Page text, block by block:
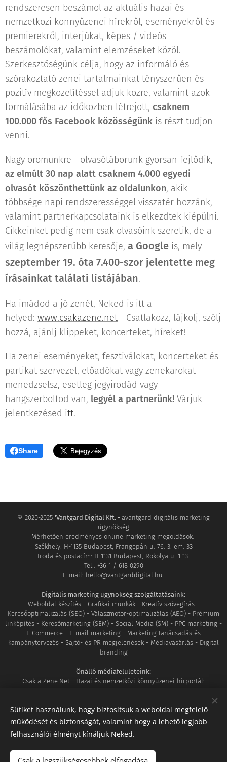
rendszeresen beszámol az aktuális hazai és
nemzetközi könnyűzenei hírekről, eseményekről és
premierekről, interjúkat, képes / videós
beszámolókat, valamint elemzéseket közöl.
Szerkesztőségünk célja, hogy az informáló és
szórakoztató zenei tartalmainkat tényszerűen és
pozitív megközelítéssel adjuk közre, valamint azok
formálásába az időközben létrejött, csaknem
100.000 fős Facebook közösségünk is részt tudjon
venni.
Nagy örömünkre - olvasótáborunk gyorsan fejlődik,
az elmúlt 30 nap alatt csaknem 4.000 egyedi
olvasót köszönthettünk az oldalunkon, akik
többsége napi rendszerességgel visszatér hozzánk,
valamint partnerkapcsolataink is elkezdtek kiépülni.
Cikkeinket pedig nem csak olvasóink szeretik, de a
világ legnépszerűbb keresője, a Google is, mely
szeptember 19. óta 7.400-szor jelentette meg
írásainkat találati listájában.
Ha imádod a jó zenét, Neked is itt a
helyed: www.csakazene.net - Csatlakozz, lájkolj, szólj
hozzá, ajánlj klippeket, koncerteket, híreket!
Ha zenei eseményeket, fesztiválokat, koncerteket és
partikat szervezel, előadókat vagy zenekarokat
menedzselsz, esetleg jegyirodád vagy
hangszerboltod van, legyél a partnerünk! Várjuk
jelentkezésed itt.
Share
© 2020-2025 'Vantgard Digital Kft. - avantgard digitális marketing
ügynökség
Mérhetően eredményes online marketing megoldások.
Székhely: H-1135 Budapest, Frangepán u. 76. 3. em. 33
Iroda és postacím: H-1131 Budapest, Rokolya u. 1-13.
Tel.: +36 1 / 618 0290
E-mail: hello@vantgarddigital.hu
Digitális marketing ügynökség szolgáltatásaink:
Weboldal készítés - Grafikai munkák - Kreatív szövegírás -
Keresőoptimalizálás (SEO) - Válaszmotor-optimalizálás (AEO) - Prémium
linképítés - Keresőmarketing (SEM) - Social Media (SM) - PPC marketing -
E Commerce - E-mail marketing - Marketing tanácsadás és
kampánytervezés - Sajtó- és PR megjelenések - Médiavásárlás - Digital
branding
Önálló médiafelületeink:
Csak a Zene.Net - Hazai és nemzetközi könnyűzenei hírportál:
www.csakazene.net
www.mozaikvilag.hu
Tagságaink:
Google Partner |DAN Member|Shoprenter szakértő
Megbízható WhitePress SEO ügynökség
Sütiket használunk, hogy biztosítsuk a weboldal megfelelő
működését és biztonságát, valamint hogy a lehető legjobb
felhasználói élményt kínáljuk Neked.